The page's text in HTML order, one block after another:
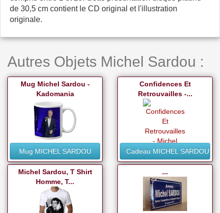
de 30,5 cm contient le CD original et l'illustration
originale.
Autres Objets Michel Sardou :
Mug Michel Sardou -
Kadomania
Mug MICHEL SARDOU
Confidences Et
Retrouvailles -...
Cadeau MICHEL SARDOU
Michel Sardou, T Shirt
Homme, T...
...